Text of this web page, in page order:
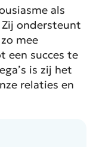
als
Zij ondersteunt
mee
een succes te
is zij het
relaties en